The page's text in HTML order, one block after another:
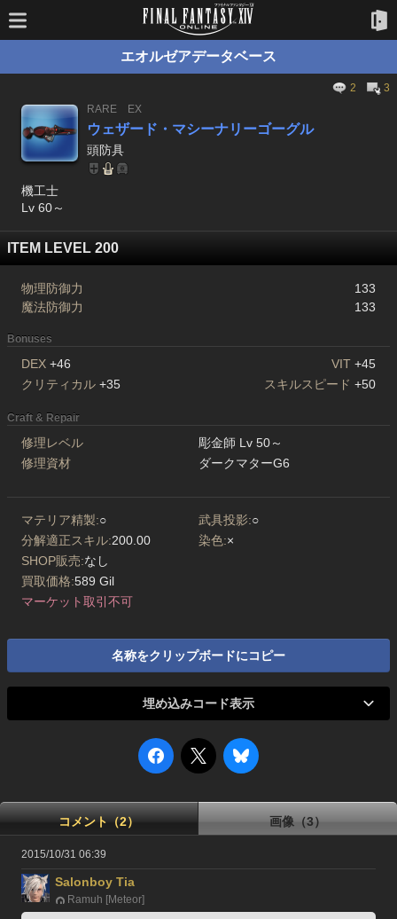
エオルゼアデータベース
2
3
RARE
EX
ウェザード・マシーナリーゴーグル
頭防具
機工士
Lv 60～
ITEM LEVEL 200
物理防御力
133
魔法防御力
133
Bonuses
DEX +46 VIT +45
クリティカル +35 スキルスピード +50
Craft & Repair
修理レベル
彫金師 Lv 50～
修理資材
ダークマターG6
マテリア精製:○ 武具投影:○
分解適正スキル:200.00 染色:×
SHOP販売:なし
買取価格:589 Gil
マーケット取引不可
名称をクリップボードにコピー
埋め込みコード表示
コメント（2） 画像（3）
2015/10/31 06:39
Salonboy Tia
Ramuh [Meteor]